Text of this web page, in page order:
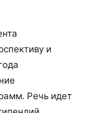
и
Речь идет